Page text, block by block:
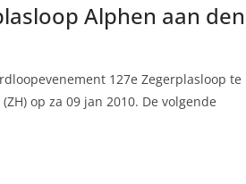
Alphen aan den
127e Zegerplasloop te
op za 09 jan 2010. De volgende